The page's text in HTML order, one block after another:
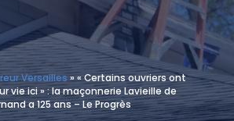
Versailles »« Certains ouvriers ont
vie ici » : la maçonnerie Lavieille de
a 125 ans – Le Progrès